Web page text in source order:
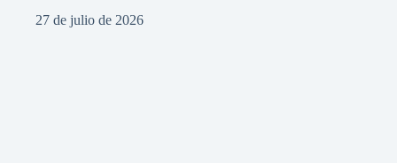
27 de julio de 2026